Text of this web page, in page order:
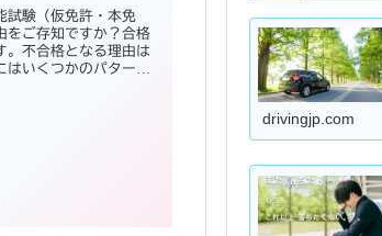
試験（仮免許・本免
をご存知ですか？合格
。不合格となる理由は
いくつかのパターン
drivingjp.com